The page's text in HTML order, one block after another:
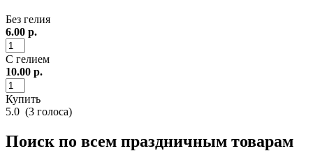
Без гелия
6.00 р.
С гелием
10.00 р.
Купить
5.0 (3 голоса)
Поиск по всем праздничным товарам